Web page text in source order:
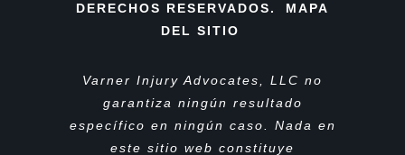
DERECHOS RESERVADOS.
MAPA
DEL SITIO
Varner Injury Advocates, LLC no
garantiza ningún resultado
específico en ningún caso. Nada en
este sitio web constituye